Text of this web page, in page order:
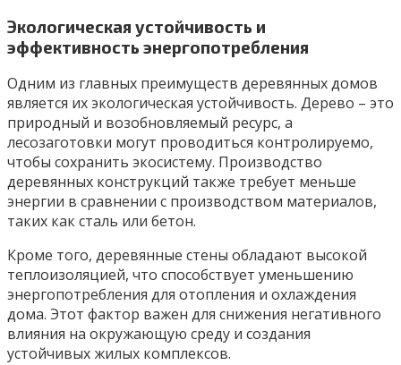
Экологическая устойчивость и
эффективность энергопотребления
Одним из главных преимуществ деревянных домов
является их экологическая устойчивость. Дерево – это
природный и возобновляемый ресурс, а
лесозаготовки могут проводиться контролируемо,
чтобы сохранить экосистему. Производство
деревянных конструкций также требует меньше
энергии в сравнении с производством материалов,
таких как сталь или бетон.
Кроме того, деревянные стены обладают высокой
теплоизоляцией, что способствует уменьшению
энергопотребления для отопления и охлаждения
дома. Этот фактор важен для снижения негативного
влияния на окружающую среду и создания
устойчивых жилых комплексов.